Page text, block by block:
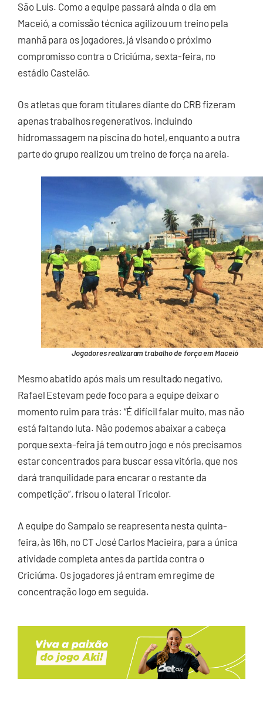
São Luís. Como a equipe passará ainda o dia em
Maceió, a comissão técnica agilizou um treino pela
manhã para os jogadores, já visando o próximo
compromisso contra o Criciúma, sexta-feira, no
estádio Castelão.
Os atletas que foram titulares diante do CRB fizeram
apenas trabalhos regenerativos, incluindo
hidromassagem na piscina do hotel, enquanto a outra
parte do grupo realizou um treino de força na areia.
Jogadores realizaram trabalho de força em Maceió
Mesmo abatido após mais um resultado negativo,
Rafael Estevam pede foco para a equipe deixar o
momento ruim para trás: “É difícil falar muito, mas não
está faltando luta. Não podemos abaixar a cabeça
porque sexta-feira já tem outro jogo e nós precisamos
estar concentrados para buscar essa vitória, que nos
dará tranquilidade para encarar o restante da
competição”, frisou o lateral Tricolor.
A equipe do Sampaio se reapresenta nesta quinta-
feira, às 16h, no CT José Carlos Macieira, para a única
atividade completa antes da partida contra o
Criciúma. Os jogadores já entram em regime de
concentração logo em seguida.